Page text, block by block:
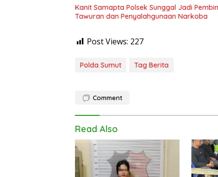
Kanit Samapta Polsek Sunggal Jadi
Tawuran dan Penyalahgunaan Narkoba
Post Views: 227
Polda Sumut Tag Berita
Comment
Read Also